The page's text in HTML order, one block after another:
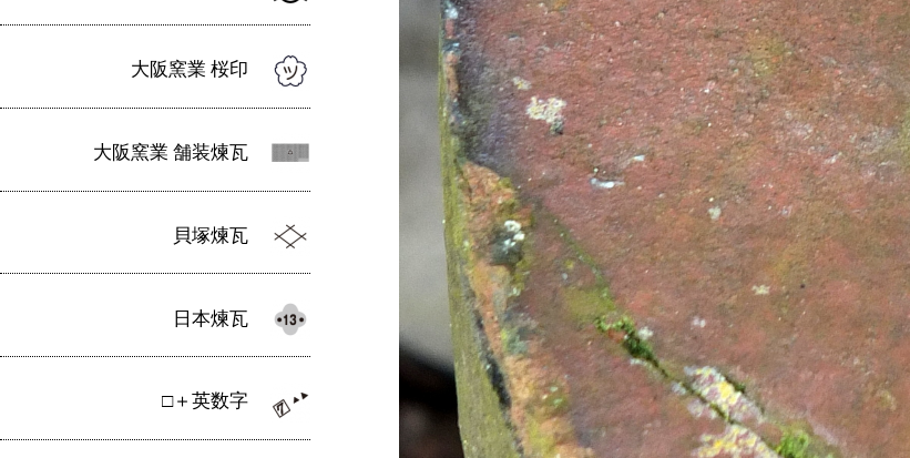
大阪窯業 桜印
大阪窯業 舗装煉瓦
貝塚煉瓦
日本煉瓦
□＋英数字